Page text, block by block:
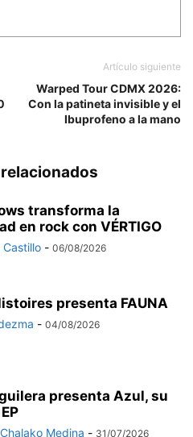
Artículo siguiente
Warped Tour CDMX 2026:
Con la patineta invisible y el
Ibuprofeno a la mano
transforma la
en rock con VÉRTIGO
- 06/08/2026
presenta FAUNA
- 04/08/2026
presenta Azul, su
Medina - 31/07/2026